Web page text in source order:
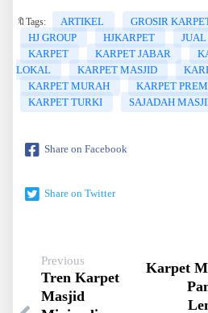
🔖Tags: ARTIKEL
GROSIR
HJ GROUP
HJKARPET
KARPET
KARPET JABAR
LOKAL
KARPET MASJID
KARPET MURAH
KARPET
KARPET TURKI
SAJADAH
Share on Facebook
Share on Twitter
Previous
Tren Karpet
Masjid
Karpet